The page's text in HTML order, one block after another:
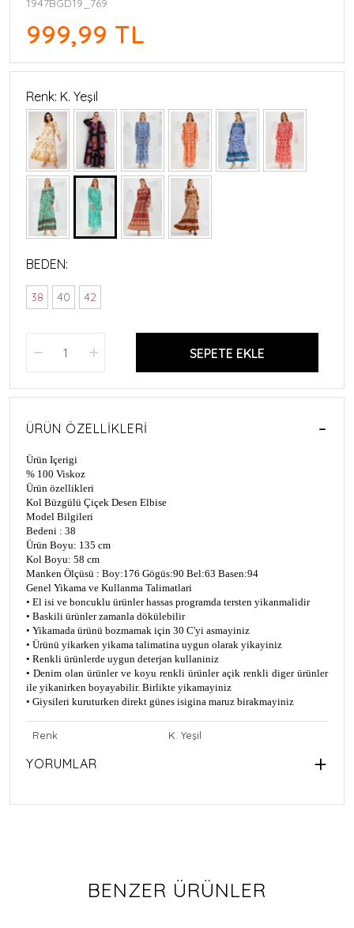
1947BGD19_769
999,99 TL
Renk: K. Yeşil
BEDEN:
38 40 42
SEPETE EKLE
ÜRÜN ÖZELLIKLERI
Ürün Içerigi
% 100 Viskoz
Ürün özellikleri
Kol Büzgülü Çiçek Desen Elbise
Model Bilgileri
Bedeni : 38
Ürün Boyu: 1 35 cm
Kol Boyu: 58 cm
Manken Ölçüsü : Boy:176 Gögüs:90 Bel:63 Basen:94
Genel Yikama ve Kullanma Talimatlari
• El isi ve boncuklu ürünler hassas programda tersten yikanmalidir
• Baskili ürünler zamanla dökülebilir
• Yikamada ürünü bozmamak için 30 C'yi asmayiniz
• Ürünü yikarken yikama talimatina uygun olarak yikayiniz
• Renkli ürünlerde uygun deterjan kullaniniz
• Denim olan ürünler ve koyu renkli ürünler açik renkli diger ürünler
ile yikanirken boyayabilir. Birlikte yikamayiniz
• Giysileri kuruturken direkt günes isigina maruz birakmayiniz
Renk K. Yeşil
YORUMLAR
BENZER ÜRÜNLER